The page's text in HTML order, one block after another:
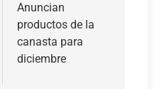
Anuncian
productos de la
canasta para
diciembre